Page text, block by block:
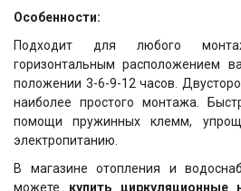
Особенности:
Подходит для любого
горизонтальным расположением
положении 3-6-9-12 часов.
наиболее простого монтажа.
помощи пружинных клемм,
электропитанию.
В магазине отопления и
можете купить циркуляционные